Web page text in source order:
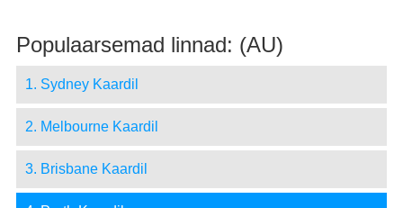
Populaarsemad linnad: (AU)
1. Sydney Kaardil
2. Melbourne Kaardil
3. Brisbane Kaardil